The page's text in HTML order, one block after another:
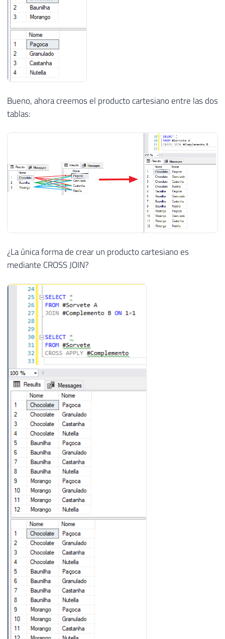
Bueno, ahora creemos el producto cartesiano entre las dos
tablas:
¿La única forma de crear un producto cartesiano es
mediante CROSS JOIN?